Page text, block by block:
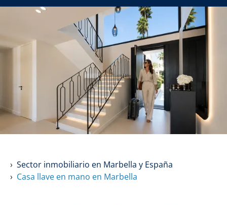
Sector inmobiliario en Marbella y España
Casa llave en mano en Marbella